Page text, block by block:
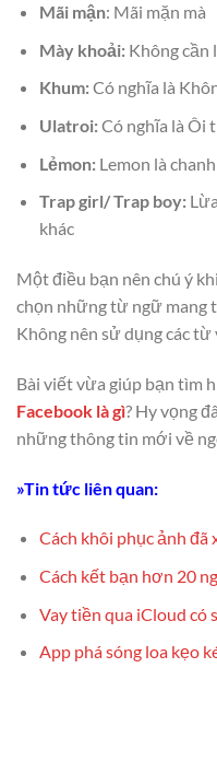
Mãi mận: Mãi mặn mà
Mày khoải:Không cần
Khum:Có nghĩa là
Ulatroi:Có nghĩa là Ôi
Lẻmon:Lemon là
Trap girl/ Trap boy:
khác
Một điều bạn nên chú ý
chọn những từ ngữ mang
Không nên sử dụng các
Bài viết vừa giúp bạn tìm
Facebook là gì? Hy vọng
những thông tin mới về
»Tin tức liên quan:
Cách khôi phục ảnh đã
Cách kết bạn hơn 20
Vay tiền qua iCloud có
App phá sóng loa kẹo